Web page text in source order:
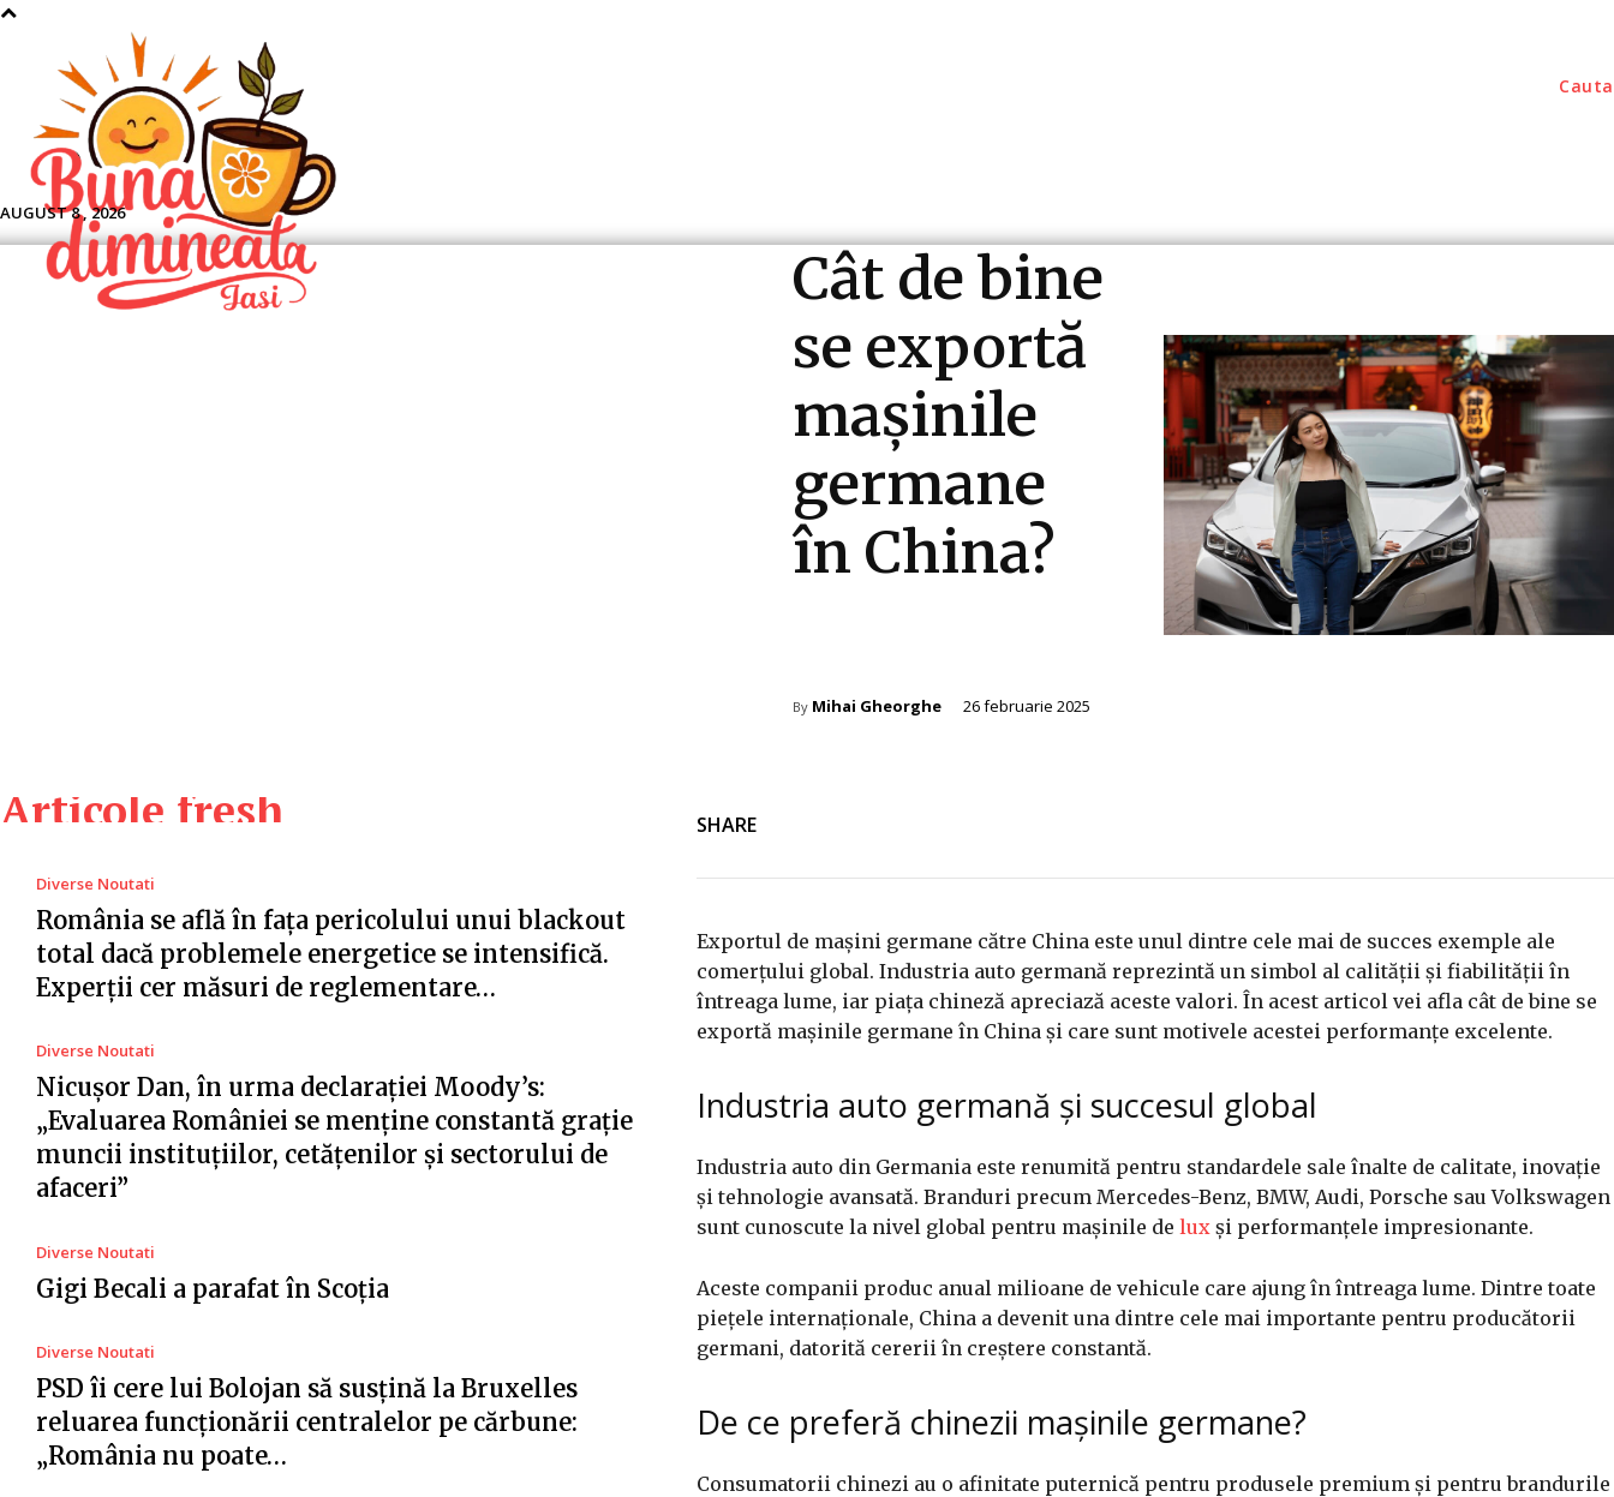
AUGUST 8 , 2026
Cauta
Cât de bine
se exportă
mașinile
germane
în China?
By Mihai Gheorghe 26 februarie 2025
Articole fresh
Diverse Noutati
România se află în fața pericolului unui blackout
total dacă problemele energetice se intensifică.
Experții cer măsuri de reglementare…
Diverse Noutati
Nicușor Dan, în urma declarației Moody’s:
„Evaluarea României se menține constantă grație
muncii instituțiilor, cetățenilor și sectorului de
afaceri”
Diverse Noutati
Gigi Becali a parafat în Scoția
Diverse Noutati
PSD îi cere lui Bolojan să susțină la Bruxelles
reluarea funcționării centralelor pe cărbune:
„România nu poate…
SHARE
Exportul de mașini germane către China este unul dintre cele mai de succes exemple ale
comerțului global. Industria auto germană reprezintă un simbol al calității și fiabilității în
întreaga lume, iar piața chineză apreciază aceste valori. În acest articol vei afla cât de bine se
exportă mașinile germane în China și care sunt motivele acestei performanțe excelente.
Industria auto germană și succesul global
Industria auto din Germania este renumită pentru standardele sale înalte de calitate, inovație
și tehnologie avansată. Branduri precum Mercedes-Benz, BMW, Audi, Porsche sau Volkswagen
sunt cunoscute la nivel global pentru mașinile de lux și performanțele impresionante.
Aceste companii produc anual milioane de vehicule care ajung în întreaga lume. Dintre toate
piețele internaționale, China a devenit una dintre cele mai importante pentru producătorii
germani, datorită cererii în creștere constantă.
De ce preferă chinezii mașinile germane?
Consumatorii chinezi au o afinitate puternică pentru produsele premium și pentru brandurile